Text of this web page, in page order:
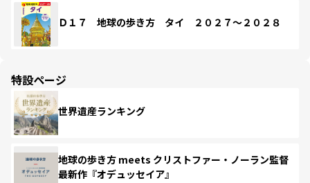
Ｄ１７ 地球の歩き方 タイ ２０２７～２０２８
特設ページ
世界遺産ランキング
地球の歩き方 meets クリストファー・ノーラン監督
最新作『オデュッセイア』